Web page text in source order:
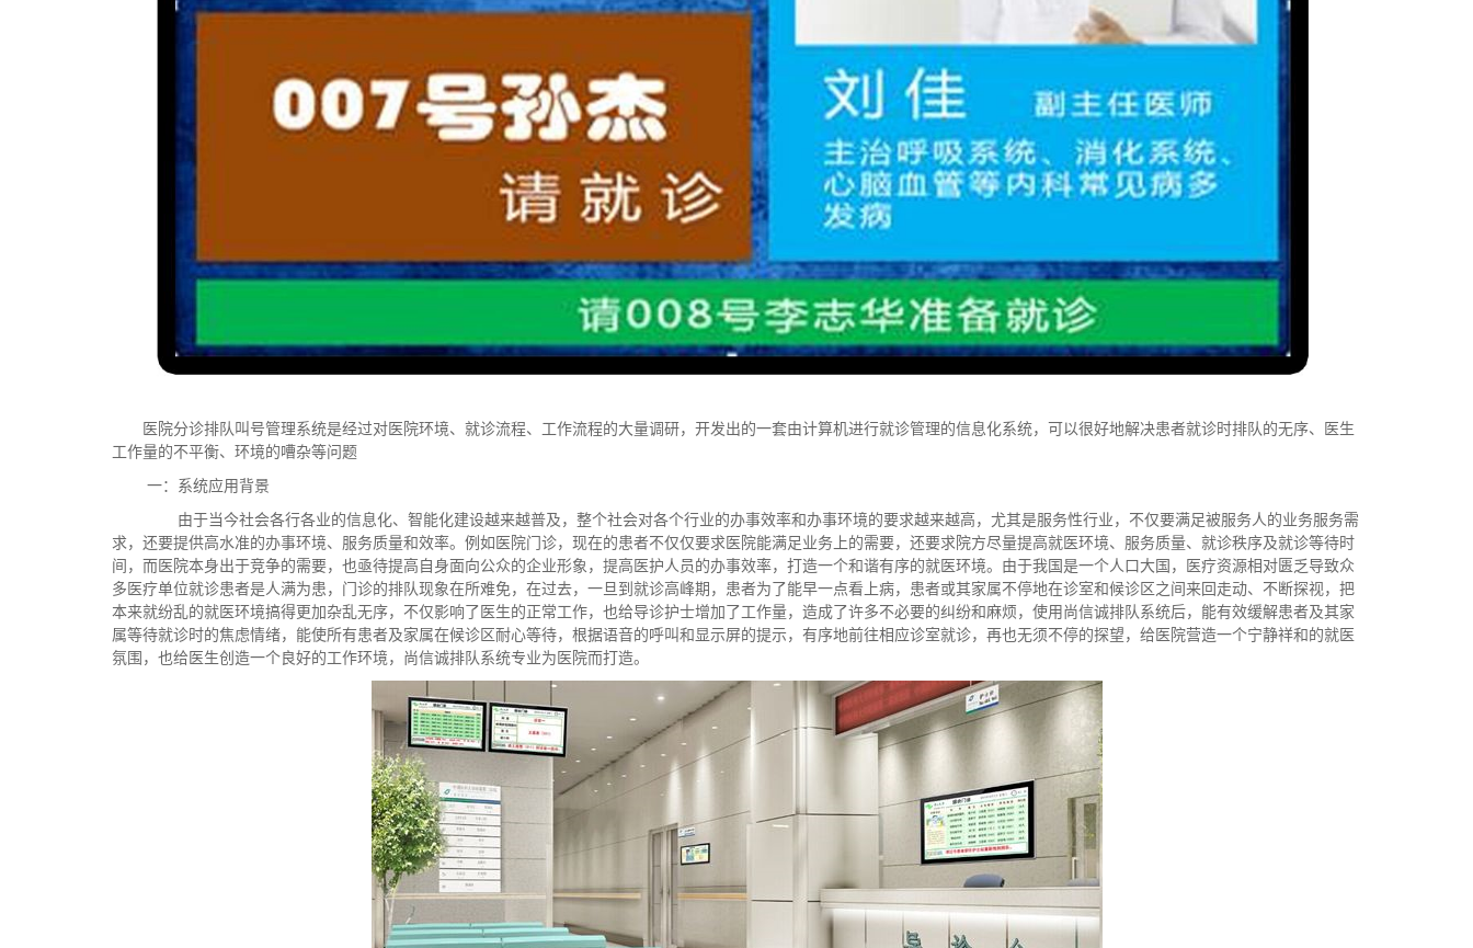
医院分诊排队叫号管理系统是经过对医院环境、就诊流程、工作流程的大量调研，开发出的一套由计算机进行就诊管理的信息化系统，可以很好地解决患者就诊时排队的无序、医生
工作量的不平衡、环境的嘈杂等问题
一：系统应用背景
由于当今社会各行各业的信息化、智能化建设越来越普及，整个社会对各个行业的办事效率和办事环境的要求越来越高，尤其是服务性行业，不仅要满足被服务人的业务服务需
求，还要提供高水准的办事环境、服务质量和效率。例如医院门诊，现在的患者不仅仅要求医院能满足业务上的需要，还要求院方尽量提高就医环境、服务质量、就诊秩序及就诊等待时
间，而医院本身出于竞争的需要，也亟待提高自身面向公众的企业形象，提高医护人员的办事效率，打造一个和谐有序的就医环境。由于我国是一个人口大国，医疗资源相对匮乏导致众
多医疗单位就诊患者是人满为患，门诊的排队现象在所难免，在过去，一旦到就诊高峰期，患者为了能早一点看上病，患者或其家属不停地在诊室和候诊区之间来回走动、不断探视，把
本来就纷乱的就医环境搞得更加杂乱无序，不仅影响了医生的正常工作，也给导诊护士增加了工作量，造成了许多不必要的纠纷和麻烦，使用尚信诚排队系统后，能有效缓解患者及其家
属等待就诊时的焦虑情绪，能使所有患者及家属在候诊区耐心等待，根据语音的呼叫和显示屏的提示，有序地前往相应诊室就诊，再也无须不停的探望，给医院营造一个宁静祥和的就医
氛围，也给医生创造一个良好的工作环境，尚信诚排队系统专业为医院而打造。